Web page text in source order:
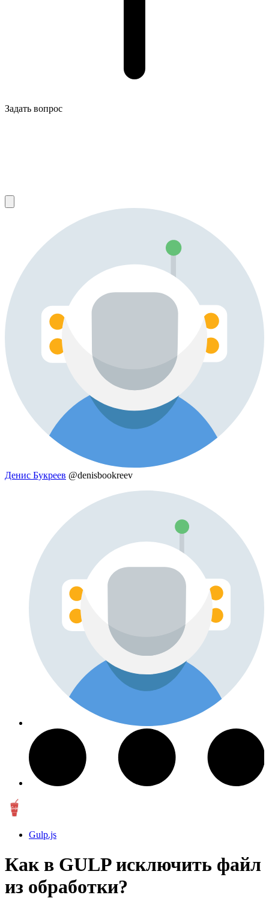
Задать вопрос
Денис Букреев @denisbookreev
Gulp.js
Как в GULP исключить файл
из обработки?